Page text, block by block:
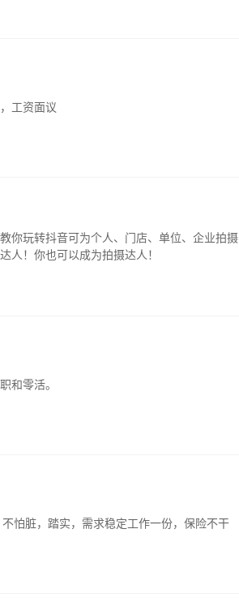
工资面议
你玩转抖音可为个人、门店、单位、企业拍摄
人！你也可以成为拍摄达人！
和零活。
怕脏，踏实，需求稳定工作一份，保险不干